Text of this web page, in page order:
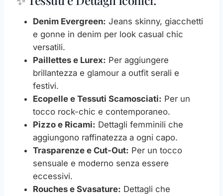
Denim Evergreen: Jeans skinny, giacchetti
e gonne in denim per look casual chic
versatili.
Paillettes e Lurex: Per aggiungere
brillantezza e glamour a outfit serali e
festivi.
Ecopelle e Tessuti Scamosciati: Per un
tocco rock-chic e contemporaneo.
Pizzo e Ricami: Dettagli femminili che
aggiungono raffinatezza a ogni capo.
Trasparenze e Cut-Out: Per un tocco
sensuale e moderno senza essere
eccessivi.
Rouches e Svasature: Dettagli che